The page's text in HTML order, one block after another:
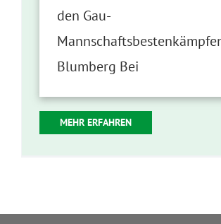
den Gau-
Blumberg Bei
MEHR ERFAHREN